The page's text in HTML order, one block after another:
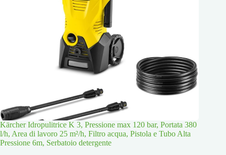
Kärcher Idropulitrice K 3, Pressione max 120 bar, Portata 380
l/h, Area di lavoro 25 m²/h, Filtro acqua, Pistola e Tubo Alta
Pressione 6m, Serbatoio detergente